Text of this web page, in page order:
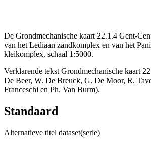
De Grondmechanische kaart 22.1.4 Gent-
van het Lediaan zandkomplex en van het
kleikomplex, schaal 1:5000.
Verklarende tekst Grondmechanische kaart
De Beer, W. De Breuck, G. De Moor, R.
Franceschi en Ph. Van Burm).
Standaard
Alternatieve titel dataset(serie)